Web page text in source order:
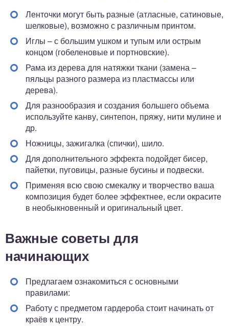
Ленточки могут быть разные (атласные, сатиновые,
шелковые), возможно с различным принтом.
Иглы – с большим ушком и тупым или острым
концом (гобеленовые и портновские).
Рама из дерева для натяжки ткани (замена –
пяльцы разного размера из пластмассы или
дерева).
Для разнообразия и создания большего объема
используйте канву, синтепон, пряжу, нити мулине и
др.
Ножницы, зажигалка (спички), шило.
Для дополнительного эффекта подойдет бисер,
пайетки, пуговицы, разные бусины и подвески.
Применяя всю свою смекалку и творчество ваша
композиция будет более эффектнее, если окрасите
в необыкновенный и оригинальный цвет.
Важные советы для
начинающих
Предлагаем ознакомиться с основными
правилами:
Работу с предметом гардероба стоит начинать от
краёв к центру.